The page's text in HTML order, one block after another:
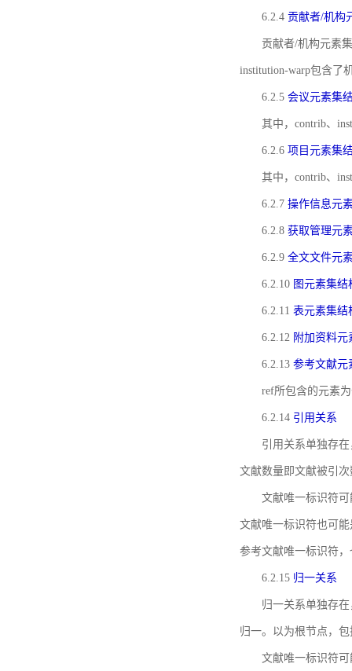
6.2.4 贡献者/机构
贡献者/机构元素
institution-warp包含了
6.2.5 会议元素集
其中，contrib、
6.2.6 项目元素集
其中，contrib、
6.2.7 操作信息元
6.2.8 获取管理元
6.2.9 全文文件元
6.2.10 图元素集结
6.2.11 表元素集结
6.2.12 附加资料元
6.2.13 参考文献元
ref所包含的元素
6.2.14 引用关系
引用关系单独存
文献数量即文献被引
文献唯一标识符
文献唯一标识符也可
参考文献唯一标识符
6.2.15 归一关系
归一关系单独存
归一。以为根节点，
文献唯一标识符